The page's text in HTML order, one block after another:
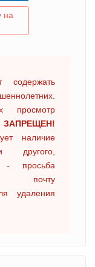
на
содержать
просмотр
ЗАПРЕЩЕН!
наличие
- просьба
почту
удаления